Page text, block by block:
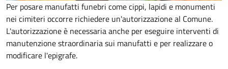
Per posare manufatti funebri come cippi, lapidi e monumenti
nei cimiteri occorre richiedere un'autorizzazione al Comune.
L'autorizzazione è necessaria anche per eseguire interventi di
manutenzione straordinaria sui manufatti e per realizzare o
modificare l'epigrafe.